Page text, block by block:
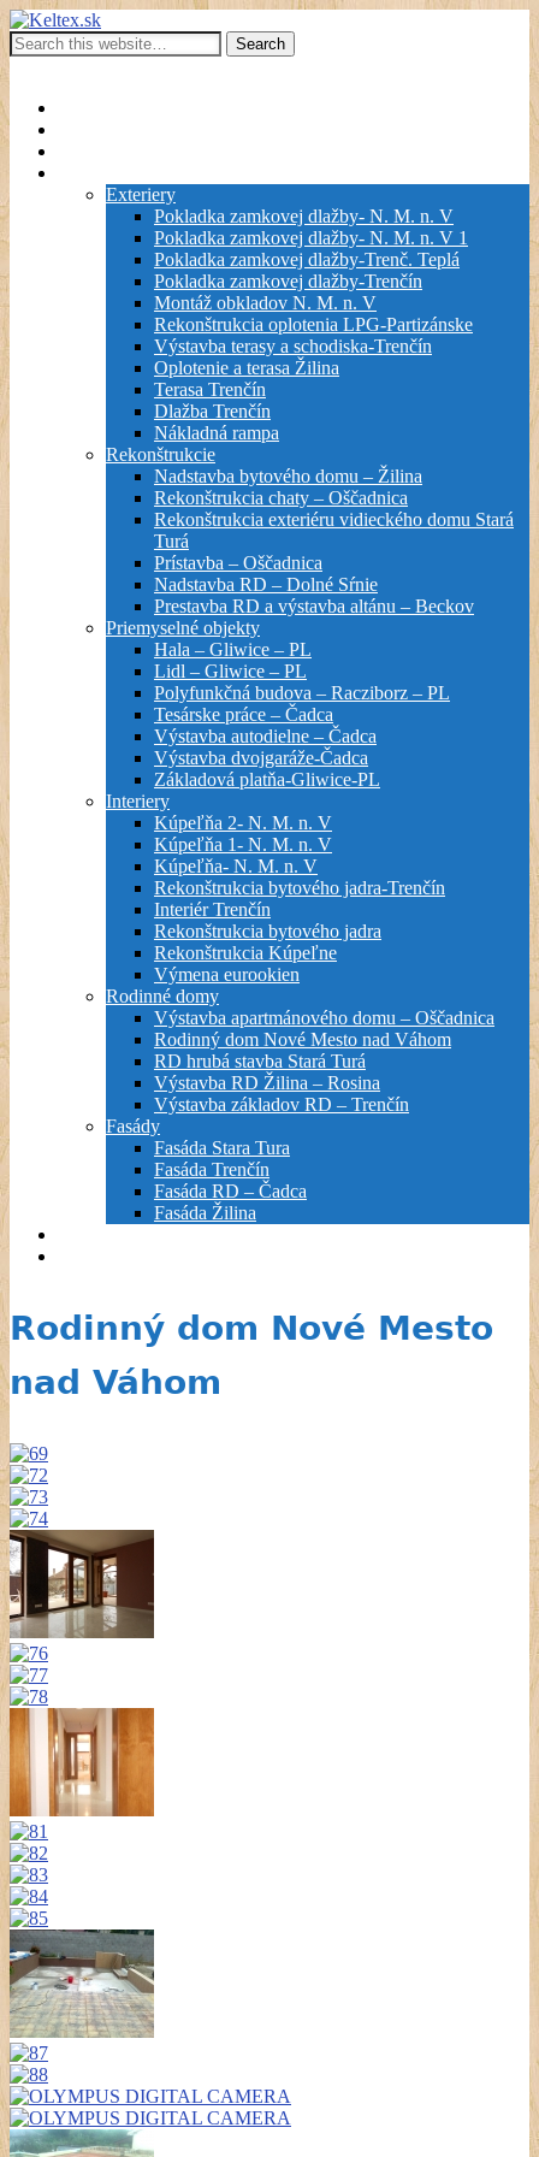
Kompletná stavebná činnosť
Exteriery
Pokladka zamkovej dlažby- N. M. n. V
Pokladka zamkovej dlažby- N. M. n. V 1
Pokladka zamkovej dlažby-Trenč. Teplá
Pokladka zamkovej dlažby-Trenčín
Montáž obkladov N. M. n. V
Rekonštrukcia oplotenia LPG-Partizánske
Výstavba terasy a schodiska-Trenčín
Oplotenie a terasa Žilina
Terasa Trenčín
Dlažba Trenčín
Nákladná rampa
Rekonštrukcie
Nadstavba bytového domu – Žilina
Rekonštrukcia chaty – Oščadnica
Rekonštrukcia exteriéru vidieckého domu Stará
Turá
Prístavba – Oščadnica
Nadstavba RD – Dolné Sŕnie
Prestavba RD a výstavba altánu – Beckov
Priemyselné objekty
Hala – Gliwice – PL
Lidl – Gliwice – PL
Polyfunkčná budova – Racziborz – PL
Tesárske práce – Čadca
Výstavba autodielne – Čadca
Výstavba dvojgaráže-Čadca
Základová platňa-Gliwice-PL
Interiery
Kúpeľňa 2- N. M. n. V
Kúpeľňa 1- N. M. n. V
Kúpeľňa- N. M. n. V
Rekonštrukcia bytového jadra-Trenčín
Interiér Trenčín
Rekonštrukcia bytového jadra
Rekonštrukcia Kúpeľne
Výmena eurookien
Rodinné domy
Výstavba apartmánového domu – Oščadnica
Rodinný dom Nové Mesto nad Váhom
RD hrubá stavba Stará Turá
Výstavba RD Žilina – Rosina
Výstavba základov RD – Trenčín
Fasády
Fasáda Stara Tura
Fasáda Trenčín
Fasáda RD – Čadca
Fasáda Žilina
Rodinný dom Nové Mesto
nad Váhom